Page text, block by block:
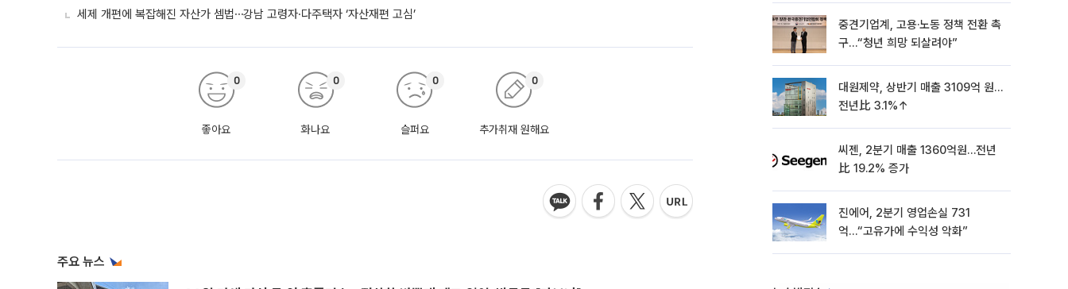
세제 개편에 복잡해진 자산가 셈법⋯강남 고령자·다주택자 ‘자산재편 고심’
좋아요
0
화나요
0
슬퍼요
0
추가취재 원해요
0
주요 뉴스
중견기업계, 고용·노동 정책 전환 촉
구…“청년 희망 되살려야”
대원제약, 상반기 매출 3109억 원…
전년比 3.1%↑
씨젠, 2분기 매출 1360억원…전년
比 19.2% 증가
진에어, 2분기 영업손실 731
억…“고유가에 수익성 악화”